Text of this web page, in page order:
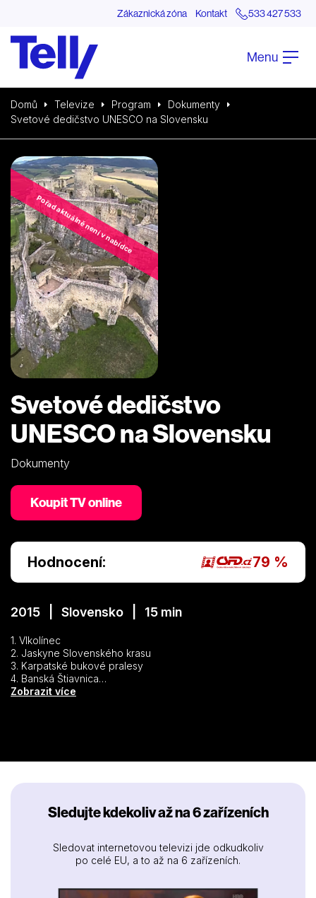
Zákaznická zóna Kontakt 533 427 533
Menu
Domů Televize Program
Dokumenty
Svetové dedičstvo UNESCO na Slovensku
Pořad aktuálně není v nabídce
Svetové dedičstvo
UNESCO na Slovensku
Dokumenty
Koupit TV online
Hodnocení: 79 %
2015 | Slovensko | 15 min
1. Vlkolínec
2. Jaskyne Slovenského krasu
3. Karpatské bukové pralesy
4. Banská Štiavnica
5. Drevené kostoly Karpatského oblúka
Zobrazit více
Sledujte kdekoliv až na 6 zařízeních
Sledovat internetovou televizi jde odkudkoliv
po celé EU, a to až na 6 zařízeních.